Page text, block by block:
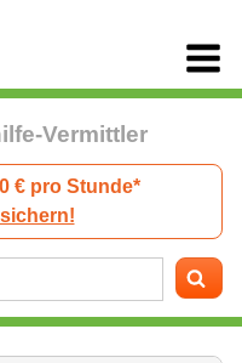
Vermittler
€ pro Stunde*